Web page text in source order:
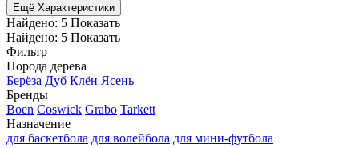
Ещё Характеристики
Найдено: 5 Показать
Найдено: 5 Показать
Фильтр
Порода дерева
Берёза Дуб Клён Ясень
Бренды
Boen Coswick Grabo Tarkett
Назначение
для баскетбола для волейбола для мини-футбола